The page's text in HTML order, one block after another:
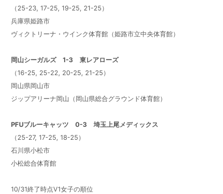
（25-23, 17-25, 19-25, 21-25）
兵庫県姫路市
ヴィクトリーナ・ウインク体育館（姫路市立中央体育館）
岡山シーガルズ 1-3 東レアローズ
（16-25, 25-22, 20-25, 21-25）
岡山県岡山市
ジップアリーナ岡山（岡山県総合グラウンド体育館）
PFUブルーキャッツ 0-3 埼玉上尾メディックス
（25-27, 17-25, 18-25）
石川県小松市
小松総合体育館
10/31終了時点V1女子の順位